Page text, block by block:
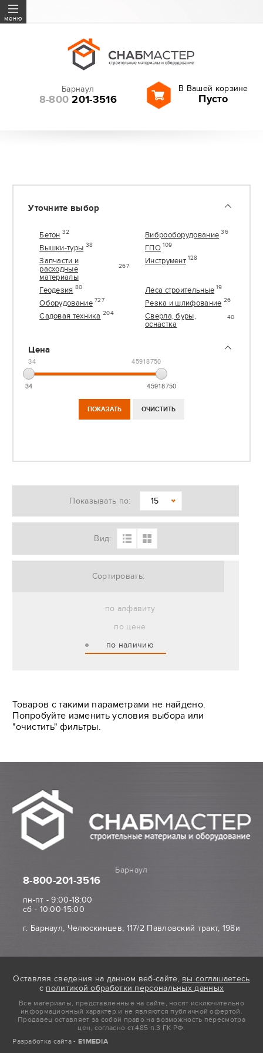
меню
Барнаул
8-800 201-3516
В Вашей корзине
Пусто
Уточните выбор
Бетон 32 Виброоборудование 36
Вышки-туры 38 ГПО 109
Запчасти и
расходные
материалы
267
Инструмент 128
Геодезия 80 Леса строительные 19
Оборудование 727 Резка и шлифование 26
Садовая техника 204
Сверла, буры,
оснастка
40
Цена
34 45918750
34 45918750
Показывать по: 15
Вид:
Сортировать:
по алфавиту
по цене
по наличию
Товаров с такими параметрами не найдено.
Попробуйте изменить условия выбора или
"очистить" фильтры.
Барнаул
8-800-201-3516
пн-пт - 9:00-18:00
сб - 10:00-15:00
г. Барнаул, Челюскинцев, 117/2 Павловский тракт, 198и
Оставляя сведения на данном веб-сайте, вы соглашаетесь
с политикой обработки персональных данных
Все материалы, представленные на сайте, носят исключительно
информационный характер и не являются публичной офертой.
Продавец оставляет за собой право на возможность пересмотра
цен, согласно ст.485 п.3 ГК РФ.
Разработка сайта - E1MEDIA
Бетон
Виброоборудование
Вышки-туры
Запчасти и расходные
материалы
Садовая техника
Сверла, буры, оснастка